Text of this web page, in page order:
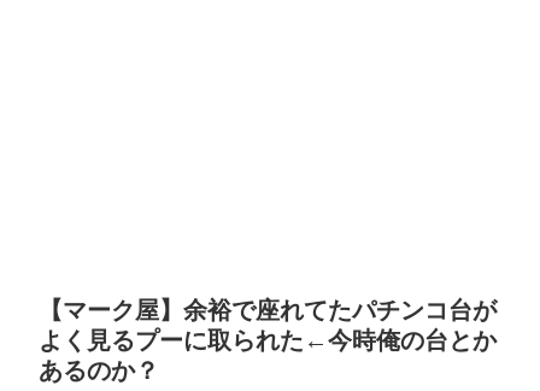
【マーク屋】余裕で座れてたパチンコ台が
よく見るプーに取られた←今時俺の台とか
あるのか？